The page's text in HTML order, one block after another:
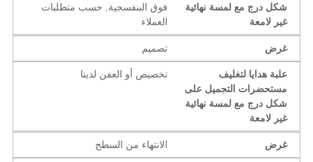
شكل درج مع لمسة نهائية
غير لامعة
فوق البنفسجية, حسب متطلبات
العملاء
تصميم
علبة هدايا لتغليف
مستحضرات التجميل على
شكل درج مع لمسة نهائية
غير لامعة
تخصيص أو العفن لدينا
الانتهاء من السطح